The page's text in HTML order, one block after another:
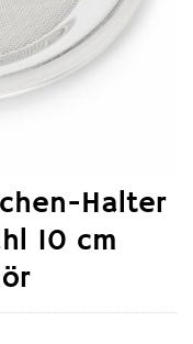
Halter
10 cm